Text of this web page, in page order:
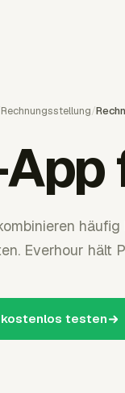
Rechnungsstellung/
Everhour hält
kostenlos testen